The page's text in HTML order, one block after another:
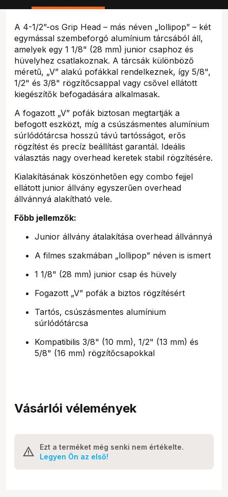
A 4-1/2”-os Grip Head – más néven „lollipop” – két
egymással szembeforgó alumínium tárcsából áll,
amelyek egy 1 1/8" (28 mm) junior csaphoz és
hüvelyhez csatlakoznak. A tárcsák különböző
méretű, „V” alakú pofákkal rendelkeznek, így 5/8",
1/2" és 3/8" rögzítőcsappal vagy csővel ellátott
kiegészítők befogadására alkalmasak.
A fogazott „V” pofák biztosan megtartják a
befogott eszközt, míg a csúszásmentes alumínium
súrlódótárcsa hosszú távú tartósságot, erős
rögzítést és precíz beállítást garantál. Ideális
választás nagy overhead keretek stabil rögzítésére.
Kialakításának köszönhetően egy combo fejjel
ellátott junior állvány egyszerűen overhead
állvánnyá alakítható vele.
Főbb jellemzők:
Junior állvány átalakítása overhead állvánnyá
A filmes szakmában „lollipop” néven is ismert
1 1/8" (28 mm) junior csap és hüvely
Fogazott „V” pofák a biztos rögzítésért
Tartós, csúszásmentes alumínium
súrlódótárcsa
Kompatibilis 3/8" (10 mm), 1/2" (13 mm) és
5/8" (16 mm) rögzítőcsapokkal
Vásárlói vélemények
Ezt a terméket még senki nem értékelte.
Legyen Ön az első!